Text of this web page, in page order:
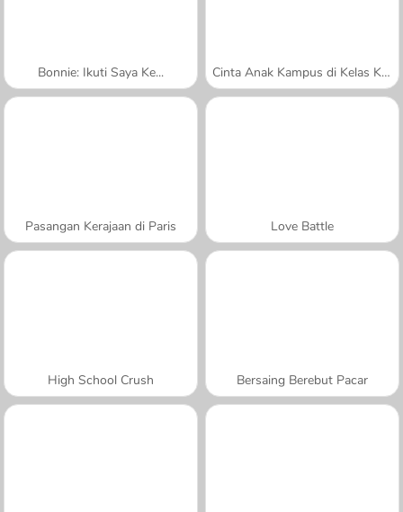
Bonnie: Ikuti Saya Ke... Cinta Anak Kampus di Kelas Kimia
Pasangan Kerajaan di Paris Love Battle
High School Crush Bersaing Berebut Pacar